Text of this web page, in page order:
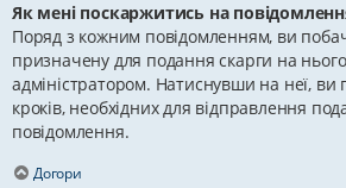
Як мені поскаржитись на
Поряд з кожним повідомленням, ви
призначену для подання скарги на
адміністратором. Натиснувши на неї,
кроків, необхідних для відправлення
повідомлення.
Догори